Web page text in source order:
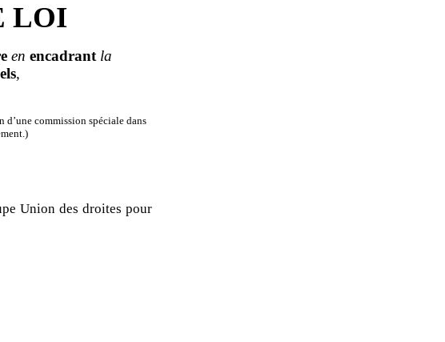
LOI
en encadrantla
,
commission spéciale dans
Union des droites pour